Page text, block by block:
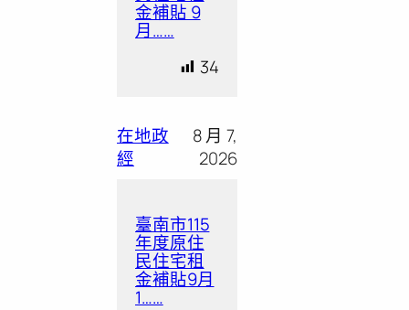
金補貼 9
月……
34
在地政
經
8 月 7,
2026
臺南市115
年度原住
民住宅租
金補貼9月
1……